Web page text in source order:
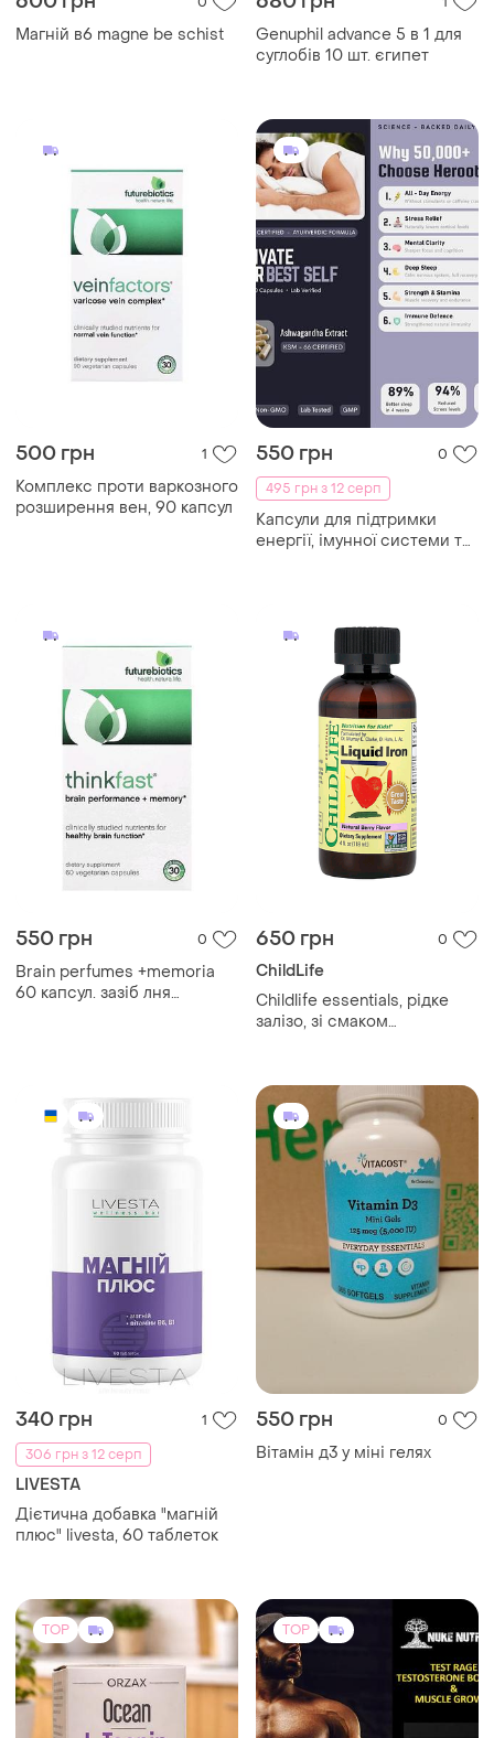
Магній в6 magne be schist
Genuphil advance 5 в 1 для
суглобів 10 шт. єгипет
500 грн 1
Комплекс проти варкозного
розширення вен, 90 капсул
550 грн
0
495 грн з 12 серп
Капсули для підтримки
енергії, імунної системи та
550 грн 0
Brain perfumes +memoria
60 капсул. зазіб лня
650 грн 0
ChildLife
Childlife essentials, рідке
залізо, зі смаком
340 грн
1
306 грн з 12 серп
LIVESTA
Дієтична добавка "магній
плюс" livesta, 60 таблеток
550 грн 0
Вітамін д3 у міні гелях
TOP TOP